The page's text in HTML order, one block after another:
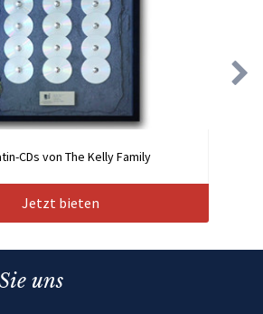
CDs von The Kelly Family
Jetzt bieten
uns